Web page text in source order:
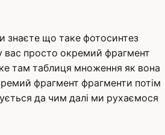
знаєте що таке фотосинтез
вас просто окремий фрагмент
там таблиця множення як вона
фрагмент фрагменти потім
да чим далі ми рухаємося